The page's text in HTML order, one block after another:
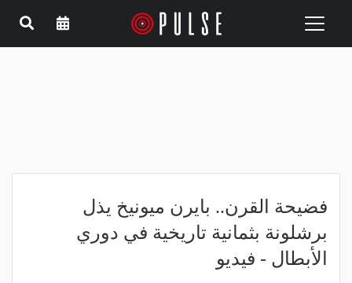
Toggle
فضيحة القرن.. بايرن ميونيخ يذل
برشلونة بثمانية تاريخية في دوري
الأبطال - فيديو